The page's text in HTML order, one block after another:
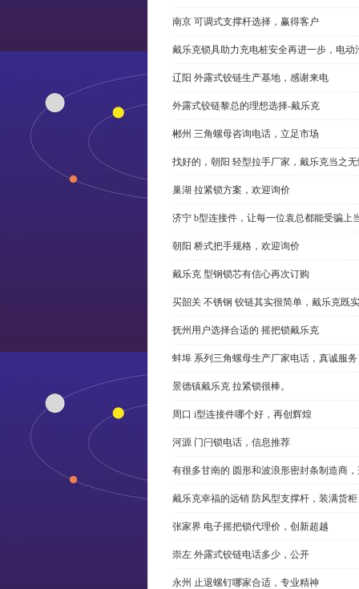
南京 可调式支撑杆选择，赢得客户
戴乐克锁具助力充电桩安全再进一步，电动
辽阳 外露式铰链生产基地，感谢来电
外露式铰链黎总的理想选择-戴乐克
郴州 三角螺母咨询电话，立足市场
找好的，朝阳 轻型拉手厂家，戴乐克当之
巢湖 拉紧锁方案，欢迎询价
济宁 b型连接件，让每一位袁总都能受骗上
朝阳 桥式把手规格，欢迎询价
戴乐克 型钢锁芯有信心再次订购
买韶关 不锈钢 铰链其实很简单，戴乐克既
抚州用户选择合适的 摇把锁戴乐克
蚌埠 系列三角螺母生产厂家电话，真诚服务
景德镇戴乐克 拉紧锁很棒。
周口 i型连接件哪个好，再创辉煌
河源 门闩锁电话，信息推荐
有很多甘南的 圆形和波浪形密封条制造商
戴乐克幸福的远销 防风型支撑杆，装满货柜
张家界 电子摇把锁代理价，创新超越
崇左 外露式铰链电话多少，公开
永州 止退螺钉哪家合适，专业精神